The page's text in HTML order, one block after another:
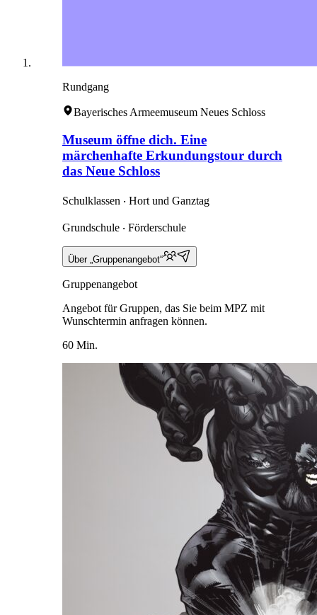
Rundgang
Bayerisches Armeemuseum Neues Schloss
Museum öffne dich. Eine
märchenhafte Erkundungstour durch
das Neue Schloss
Schulklassen ‧ Hort und Ganztag
Grundschule ‧ Förderschule
Über „Gruppenangebot“
Gruppenangebot
Angebot für Gruppen, das Sie beim MPZ mit
Wunschtermin anfragen können.
60 Min.